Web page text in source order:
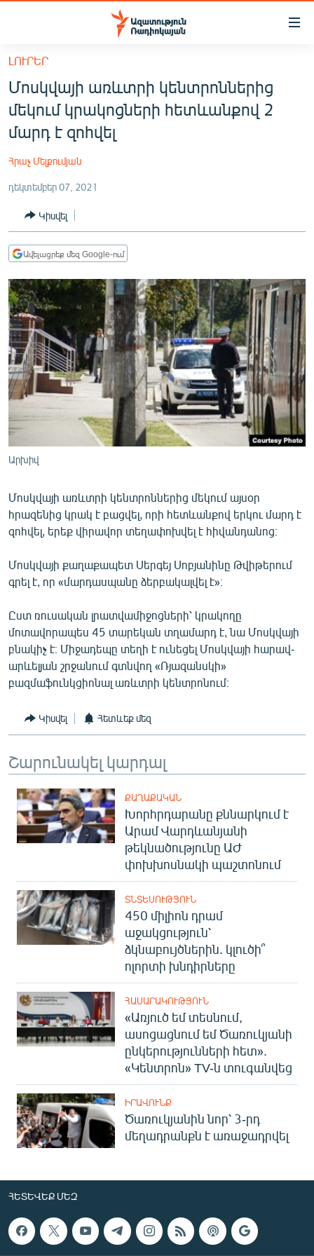
Մատչելիության
հիմնական
բովանդակությանը
Անցնել
հիմնական
մենյուին
ՀԱՅԱՍՏԱՆ
ՔԱՂԱՔԱԿԱՆ
ՏՆՏԵՍՈՒԹՅՈՒՆ
ՂԱՐԱԲԱՂ
ՏԱՐԱԾԱՇՐՋԱՆ
ՄԻՋԱԶԳԱՅԻՆ
ՄՇԱԿՈՒՅԹ
ՍՊՈՐՏ
ՄԵԿՆԱԲԱՆՈՒԹՅՈՒՆ
ՏՏ ԵՒ ԻՆՏԵՐՆԵՏ
ՏԵՍԱՆՅՈՒԹԵՐ
ԲԱՆԱՎԵՃ
ՓՈԴՔԱՍԹ
Հայերեն
English
Русский
«Ազատության» բոլոր կայքերը
ԼՈՒՐԵՐ
Մոսկվայի առևտրի կենտրոններից
մեկում կրակոցների հետևանքով 2
մարդ է զոհվել
Հրաչ Մելքումյան
դեկտեմբեր 07, 2021
Կիսվել
Ավելացրեք մեզ Google-ում
Արխիվ
Մոսկվայի առևտրի կենտրոններից մեկում այսօր
հրազենից կրակ է բացվել, որի հետևանքով երկու մարդ է
զոհվել, երեք վիրավոր տեղափոխվել է հիվանդանոց։
Մոսկվայի քաղաքապետ Սերգեյ Սոբյանինը Թվիթերում
գրել է, որ «մարդասպանը ձերբակալվել է»։
Ըստ ռուսական լրատվամիջոցների՝ կրակողը
մոտավորապես 45 տարեկան տղամարդ է, նա Մոսկվայի
բնակիչ է։ Միջադեպը տեղի է ունեցել Մոսկվայի հարավ-
արևելյան շրջանում գտնվող «Ռյազանսկի»
բազմաֆունկցիոնալ առևտրի կենտրոնում։
Կիսվել Հետևեք մեզ
Շարունակել կարդալ
ՔԱՂԱՔԱԿԱՆ
Խորհրդարանը քննարկում է
Արամ Վարդևանյանի
թեկնածությունը ԱԺ
փոխխոսնակի պաշտոնում
ՏՆՏԵՍՈՒԹՅՈՒՆ
450 միլիոն դրամ
աջակցություն՝
ձկնաբույծներին. կլուծի՞
ոլորտի խնդիրները
ՀԱՍԱՐԱԿՈՒԹՅՈՒՆ
«Առյուծ եմ տեսնում,
ասոցացնում եմ Ծառուկյանի
ընկերությունների հետ».
«Կենտրոն» TV-ն տուգանվեց
ԻՐԱՎՈՒՆՔ
Ծառուկյանին նոր՝ 3-րդ
մեղադրանքն է առաջադրվել
ՀԵՏԵՎԵՔ ՄԵԶ